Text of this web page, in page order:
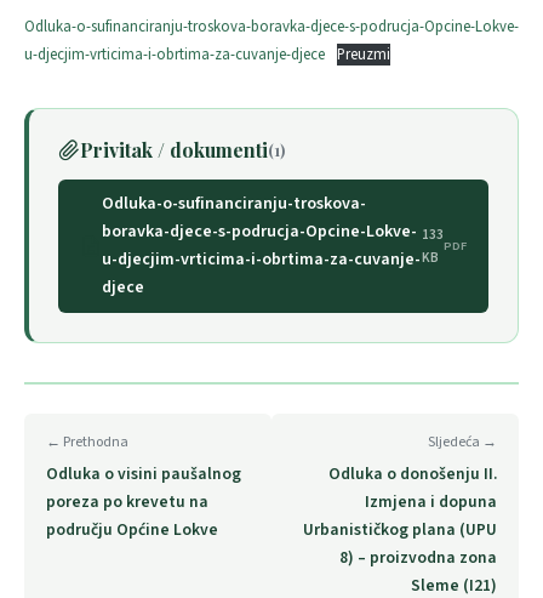
Odluka-o-sufinanciranju-troskova-boravka-djece-s-podrucja-Opcine-Lokve-
u-djecjim-vrticima-i-obrtima-za-cuvanje-djece Preuzmi
Privitak / dokumenti(1)
Odluka-o-sufinanciranju-troskova-
boravka-djece-s-podrucja-Opcine-Lokve-
u-djecjim-vrticima-i-obrtima-za-cuvanje-
djece
133
KB
PDF
← Prethodna
Odluka o visini paušalnog
poreza po krevetu na
području Općine Lokve
Sljedeća →
Odluka o donošenju II.
Izmjena i dopuna
Urbanističkog plana (UPU
8) – proizvodna zona
Sleme (I21)